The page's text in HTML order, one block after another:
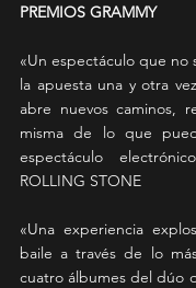
PREMIOS GRAMMY
«Un espectáculo que no
la apuesta una y otra
abre nuevos caminos,
misma de lo que
espectáculo
ROLLING STONE
«Una experiencia
baile a través de lo
cuatro álbumes del dúo